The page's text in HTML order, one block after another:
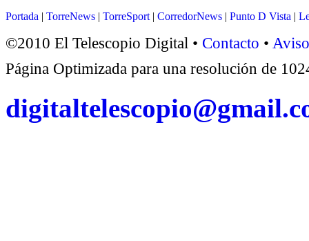
Portada | TorreNews | TorreSport | CorredorNews | Punto D Vista |
©2010 El Telescopio Digital • Contacto •
Página Optimizada para una resolución de